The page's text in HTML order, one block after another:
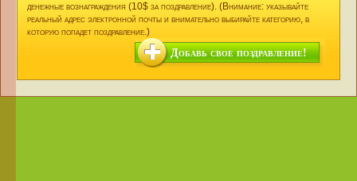
денежные вознаграждения (10$ за поздравление). (Внимание: указывайте
реальный адрес электронной почты и внимательно выбирайте категорию, в
которую попадет поздравление.)
Добавь свое поздравление!